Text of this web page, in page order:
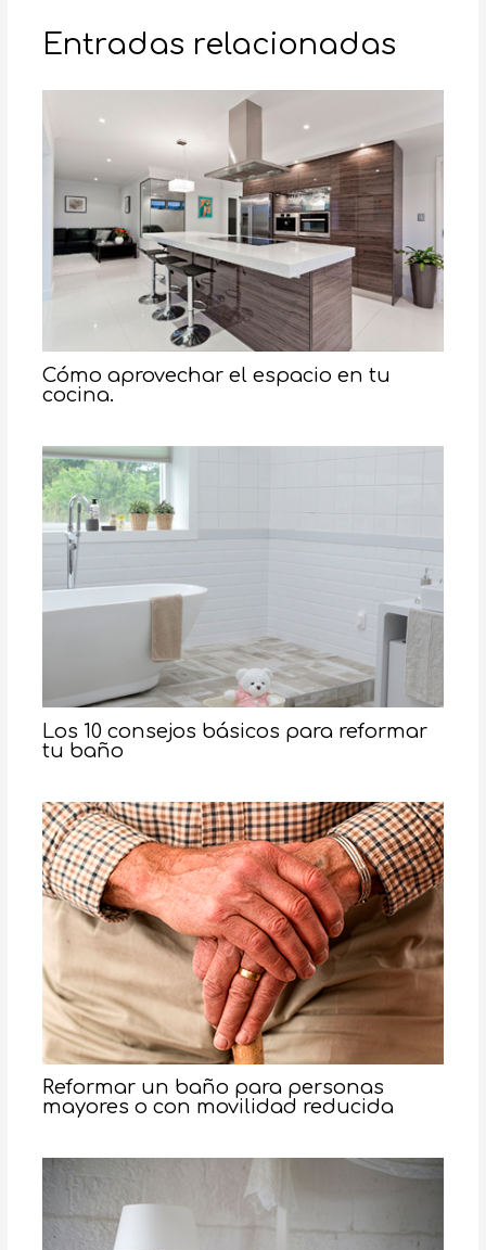
Entradas relacionadas
Cómo aprovechar el espacio en tu
cocina.
Los 10 consejos básicos para reformar
tu baño
Reformar un baño para personas
mayores o con movilidad reducida